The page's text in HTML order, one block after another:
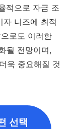
적으로 자금 조
자 니즈에 최적
로도 이러한
될 전망이며,
욱 중요해질 것
선택